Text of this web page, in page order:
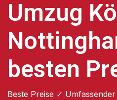
Umzug
besten
Beste Preise ✓